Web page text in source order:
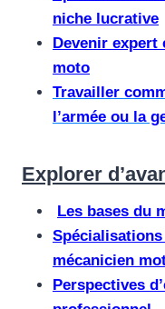
niche lucrative
Devenir expert
moto
Travailler
l’armée ou la
Explorer
Les bases du
mécanicien
Perspectives